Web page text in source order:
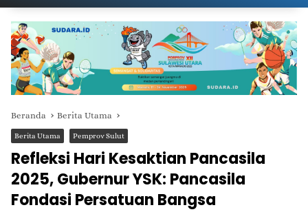
Beranda Berita Utama
Berita Utama Pemprov Sulut
Refleksi Hari Kesaktian Pancasila
2025, Gubernur YSK: Pancasila
Fondasi Persatuan Bangsa